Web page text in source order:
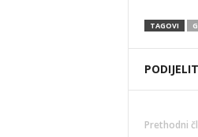
TAGOVI
Prethodni